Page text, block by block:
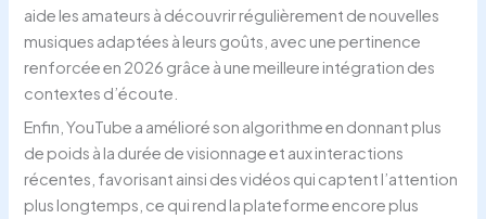
aide les amateurs à découvrir régulièrement de nouvelles
musiques adaptées à leurs goûts, avec une pertinence
renforcée en 2026 grâce à une meilleure intégration des
contextes d’écoute.
Enfin, YouTube a amélioré son algorithme en donnant plus
de poids à la durée de visionnage et aux interactions
récentes, favorisant ainsi des vidéos qui captent l’attention
plus longtemps, ce qui rend la plateforme encore plus